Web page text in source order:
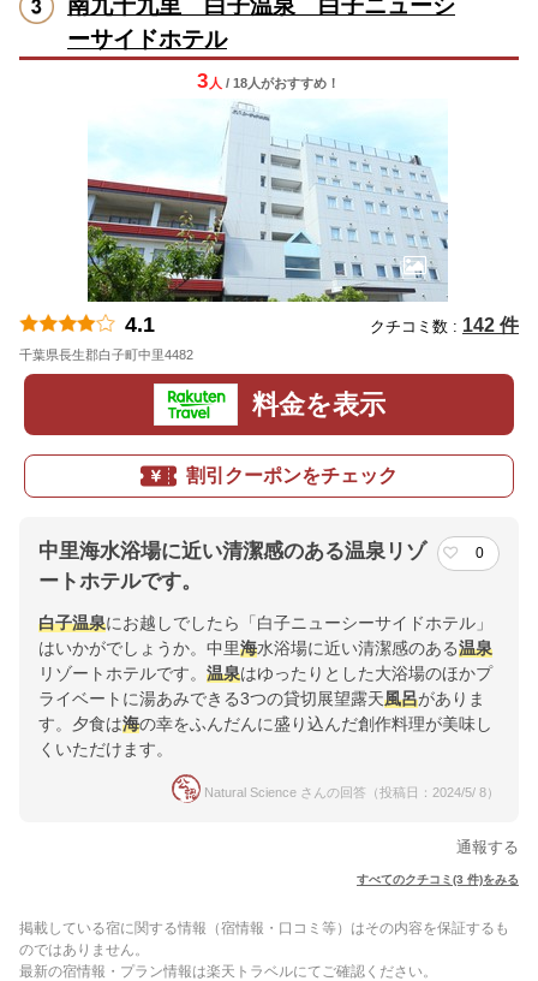
南九十九里 白子温泉 白子ニューシ
ーサイドホテル
3 人 / 18人がおすすめ！
4.1 クチコミ数 : 142 件
千葉県長生郡白子町中里4482
料金を表示
割引クーポンをチェック
中里海水浴場に近い清潔感のある温泉リゾ
ートホテルです。
0
白子温泉にお越しでしたら「白子ニューシーサイドホテル」
はいかがでしょうか。中里海水浴場に近い清潔感のある温泉
リゾートホテルです。 温泉はゆったりとした大浴場のほかプ
ライベートに湯あみできる3つの貸切展望露天風呂がありま
す。夕食は海の幸をふんだんに盛り込んだ創作料理が美味し
くいただけます。
Natural Science さんの回答（投稿日：2024/5/ 8）
通報する
すべてのクチコミ(3 件)をみる
掲載している宿に関する情報（宿情報・口コミ等）はその内容を保証するも
のではありません。
最新の宿情報・プラン情報は楽天トラベルにてご確認ください。